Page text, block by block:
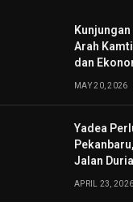
Arah
dan
MAY 20, 2026
Yadea
Jalan
APRIL 23, 2026